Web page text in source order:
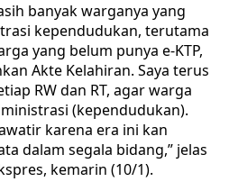
banyak warganya yang
kependudukan, terutama
yang belum punya e-KTP,
Akte Kelahiran. Saya terus
RW dan RT, agar warga
(kependudukan).
karena era ini kan
dalam segala bidang,” jelas
kemarin (10/1).